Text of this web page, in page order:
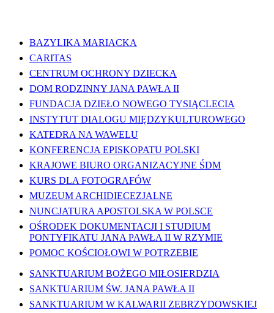
BAZYLIKA MARIACKA
CARITAS
CENTRUM OCHRONY DZIECKA
DOM RODZINNY JANA PAWŁA II
FUNDACJA DZIEŁO NOWEGO TYSIĄCLECIA
INSTYTUT DIALOGU MIĘDZYKULTUROWEGO
KATEDRA NA WAWELU
KONFERENCJA EPISKOPATU POLSKI
KRAJOWE BIURO ORGANIZACYJNE ŚDM
KURS DLA FOTOGRAFÓW
MUZEUM ARCHIDIECEZJALNE
NUNCJATURA APOSTOLSKA W POLSCE
OŚRODEK DOKUMENTACJI I STUDIUM
PONTYFIKATU JANA PAWŁA II W RZYMIE
POMOC KOŚCIOŁOWI W POTRZEBIE
SANKTUARIUM BOŻEGO MIŁOSIERDZIA
SANKTUARIUM ŚW. JANA PAWŁA II
SANKTUARIUM W KALWARII ZEBRZYDOWSKIEJ